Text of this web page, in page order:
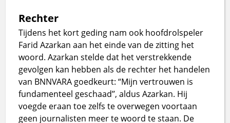
Rechter
Tijdens het kort geding nam ook hoofdrolspeler
Farid Azarkan aan het einde van de zitting het
woord. Azarkan stelde dat het verstrekkende
gevolgen kan hebben als de rechter het handelen
van BNNVARA goedkeurt: “Mijn vertrouwen is
fundamenteel geschaad’’, aldus Azarkan. Hij
voegde eraan toe zelfs te overwegen voortaan
geen journalisten meer te woord te staan. De